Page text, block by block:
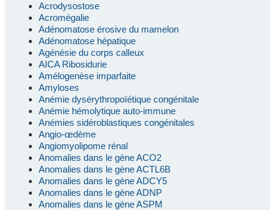
Acrodysostose
Acromégalie
Adénomatose érosive du mamelon
Adénomatose hépatique
Agénésie du corps calleux
AICA Ribosidurie
Amélogenèse imparfaite
Amyloses
Anémie dysérythropoïétique congénitale
Anémie hémolytique auto-immune
Anémies sidéroblastiques congénitales
Angio-œdème
Angiomyolipome rénal
Anomalies dans le gène ACO2
Anomalies dans le gène ACTL6B
Anomalies dans le gène ADCY5
Anomalies dans le gène ADNP
Anomalies dans le gène ASPM